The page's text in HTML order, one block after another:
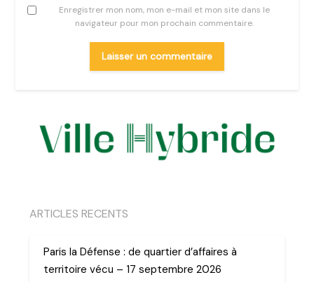
Enregistrer mon nom, mon e-mail et mon site dans le
navigateur pour mon prochain commentaire.
ARTICLES RECENTS
Paris la Défense : de quartier d’affaires à
territoire vécu – 17 septembre 2026